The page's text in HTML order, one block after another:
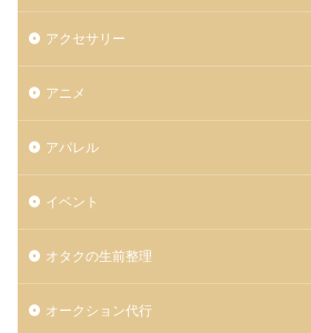
アクセサリー
アニメ
アパレル
イベント
オタクの生前整理
オークション代行